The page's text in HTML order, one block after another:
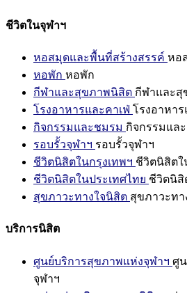
ชีวิตในจุฬาฯ
หอสมุดและพื้นที่สร้างสรรค์ หอ
หอพัก หอพัก
กีฬาและสุขภาพนิสิต กีฬาและ
โรงอาหารและคาเฟ่ โรงอาหาร
กิจกรรมและชมรม กิจกรรมแล
รอบรั้วจุฬาฯ รอบรั้วจุฬาฯ
ชีวิตนิสิตในกรุงเทพฯ ชีวิตนิสิตใ
ชีวิตนิสิตในประเทศไทย ชีวิตนิสิ
สุขภาวะทางใจนิสิต สุขภาวะทา
บริการนิสิต
ศูนย์บริการสุขภาพแห่งจุฬาฯ ศู
จุฬาฯ